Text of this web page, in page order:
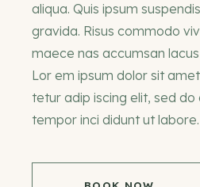
aliqua. Quis ipsum
gravida. Risus commodo
maece nas accumsan lacus
Lor em ipsum dolor sit
tetur adip iscing elit, sed do
tempor inci didunt ut labore.